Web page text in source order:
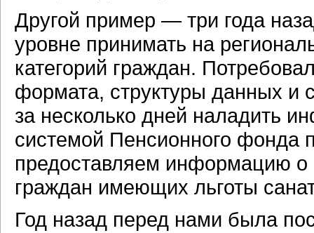
Другой пример — три года
уровне принимать на
категорий граждан.
формата, структуры данных и
за несколько дней наладить
системой Пенсионного фонда
предоставляем информацию о
граждан имеющих льготы
Год назад перед нами была